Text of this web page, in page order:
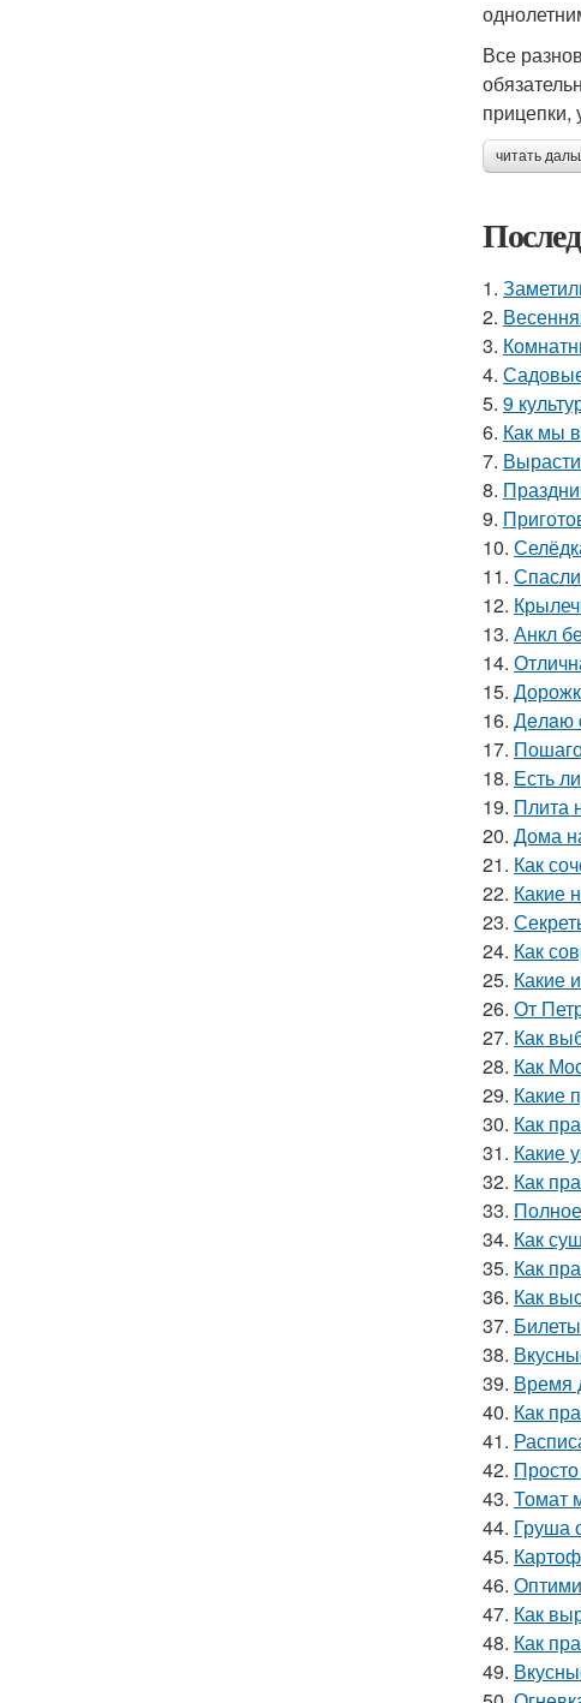
Все
прицепки,
читать
1.
2.
3.
4.
5. 9
6. Как мы
7.
8.
9.
10.
11.
12.
13. Анкл
14.
15.
16. Дeлaю
17.
18. Есть
19. Плита
20. Дома
21. Как
22. Какие
23.
24. Как
25. Какие
26. От
27. Как
28. Как
29. Какие
30. Как
31. Какие
32. Как
33.
34. Как
35. Как
36. Как
37.
38.
39. Время
40. Как
41.
42.
43. Томат
44. Груша
45.
46.
47. Как
48. Как
49.